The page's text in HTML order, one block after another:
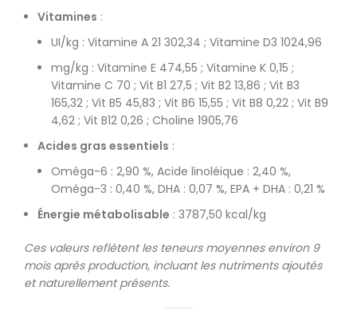
Vitamines :
UI/kg : Vitamine A 21 302,34 ; Vitamine D3 1024,96
mg/kg : Vitamine E 474,55 ; Vitamine K 0,15 ;
Vitamine C 70 ; Vit B1 27,5 ; Vit B2 13,86 ; Vit B3
165,32 ; Vit B5 45,83 ; Vit B6 15,55 ; Vit B8 0,22 ; Vit B9
4,62 ; Vit B12 0,26 ; Choline 1905,76
Acides gras essentiels :
Oméga-6 : 2,90 %, Acide linoléique : 2,40 %,
Oméga-3 : 0,40 %, DHA : 0,07 %, EPA + DHA : 0,21 %
Énergie métabolisable : 3787,50 kcal/kg
Ces valeurs reflètent les teneurs moyennes environ 9
mois après production, incluant les nutriments ajoutés
et naturellement présents.